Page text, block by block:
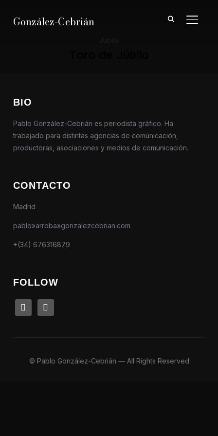
González-Cebrián
BIO
Pablo González-Cebrián es periodista gráfico. Ha
trabajado para distintas agencias de comunicación,
productoras, asociaciones y medios de comunicación.
CONTACTO
Madrid
pablo»arroba»gonzalezcebrian.com
+(34) 676316879
FOLLOW
linkedin instagram
© Pablo González-Cebrián — All Rights Reserved